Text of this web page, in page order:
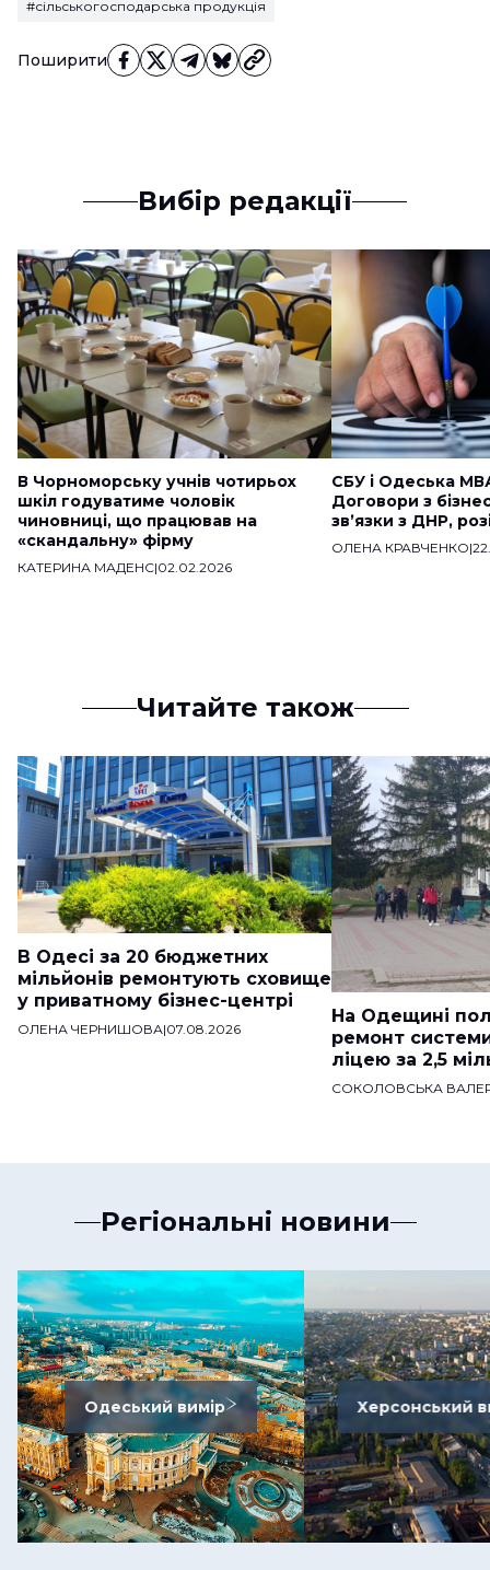
Поширити
#сільськогосподарська продукція
Вибір редакції
В Чорноморську учнів чотирьох
шкіл годуватиме чоловік
чиновниці, що працював на
«скандальну» фірму
КАТЕРИНА МАДЕНС|02.02.2026
СБУ і Одеська
Договори з
звʼязки з ДНР,
ОЛЕНА КРАВЧЕНКО|
Читайте також
В Одесі за 20 бюджетних
мільйонів ремонтують сховище
у приватному бізнес-центрі
ОЛЕНА ЧЕРНИШОВА|07.08.2026
На Одещині
ремонт
ліцею за 2,5
СОКОЛОВСЬКА
Регіональні новини
Одеський вимір Херсонський